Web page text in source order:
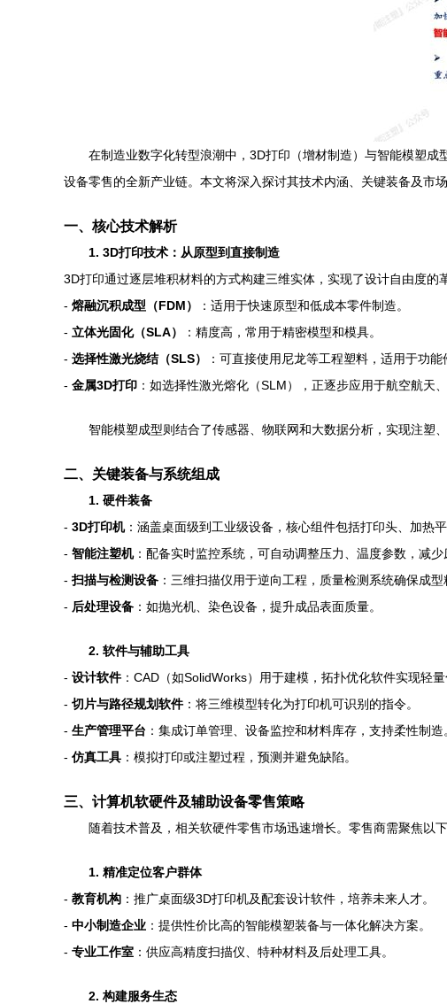
在制造业数字化转型浪潮中，3D打印（增材制造）与智能模塑
设备零售的全新产业链。本文将深入探讨其技术内涵、关键装备及市场
一、核心技术解析
1. 3D打印技术：从原型到直接制造
3D打印通过逐层堆积材料的方式构建三维实体，实现了设计自由度的
- 熔融沉积成型（FDM）
：适用于快速原型和低成本零件制造。
- 立体光固化（SLA）
：精度高，常用于精密模型和模具。
- 选择性激光烧结（SLS）
：可直接使用尼龙等工程塑料，适用于功能
- 金属3D打印 ：如选择性激光熔化（SLM），正逐步应用于航空航天
智能模塑成型则结合了传感器、物联网和大数据分析，实现注塑
二、关键装备与系统组成
1. 硬件装备
- 3D打印机：涵盖桌面级到工业级设备，核心组件包括打印头、加热平
- 智能注塑机：配备实时监控系统，可自动调整压力、温度参数，减少
- 扫描与检测设备 ：三维扫描仪用于逆向工程，质量检测系统确保成型
- 后处理设备 ：如抛光机、染色设备，提升成品表面质量。
2. 软件与辅助工具
- 设计软件：CAD（如SolidWorks）用于建模，拓扑优化软件实现轻量
- 切片与路径规划软件：将三维模型转化为打印机可识别的指令。
- 生产管理平台 ：集成订单管理、设备监控和材料库存，支持柔性制造
- 仿真工具 ：模拟打印或注塑过程，预测并避免缺陷。
三、计算机软硬件及辅助设备零售策略
随着技术普及，相关软硬件零售市场迅速增长。零售商需聚焦以下
1. 精准定位客户群体
- 教育机构 ：推广桌面级3D打印机及配套设计软件，培养未来人才。
- 中小制造企业 ：提供性价比高的智能模塑装备与一体化解决方案。
- 专业工作室 ：供应高精度扫描仪、特种材料及后处理工具。
2. 构建服务生态